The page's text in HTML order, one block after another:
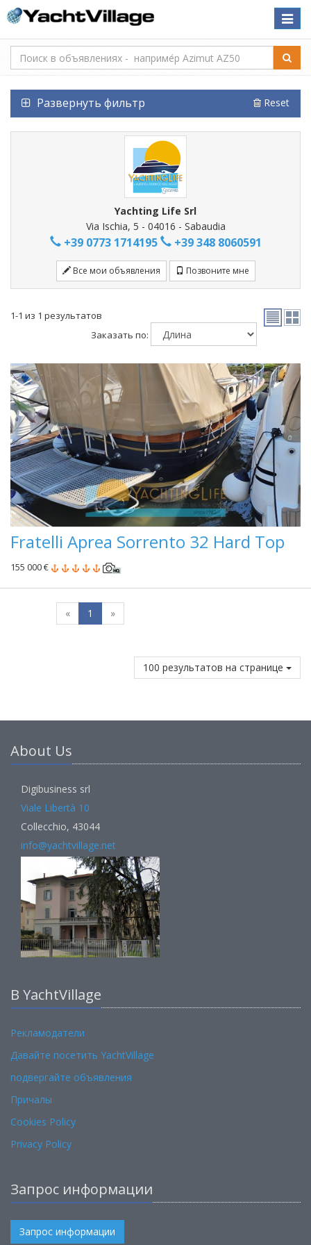
Toggle
Развернуть фильтр Reset
Yachting Life Srl
Via Ischia, 5 - 04016 - Sabaudia
+39 0773 1714195 +39 348 8060591
Все мои объявления Позвоните мне
1-1 из 1 результатов
Заказать по:
Fratelli Aprea Sorrento 32 Hard Top
155 000 €
« 1 »
100 результатов на странице
About Us
Digibusiness srl
Viale Libertà 10
Collecchio, 43044
info@yachtvillage.net
В YachtVillage
Рекламодатели
Давайте посетить YachtVillage
подвергайте объявления
Причалы
Cookies Policy
Privacy Policy
Запрос информации
Запрос информации